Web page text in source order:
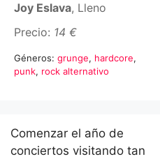
Joy Eslava, Lleno
Precio: 14 €
Géneros: grunge, hardcore,
punk, rock alternativo
Comenzar el año de
conciertos visitando tan